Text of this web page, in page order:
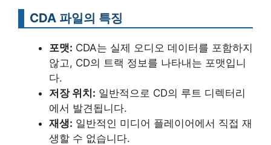
CDA 파일의 특징
포맷: CDA는 실제 오디오 데이터를 포함하지
않고, CD의 트랙 정보를 나타내는 포맷입니
다.
저장 위치: 일반적으로 CD의 루트 디렉터리
에서 발견됩니다.
재생: 일반적인 미디어 플레이어에서 직접 재
생할 수 없습니다.